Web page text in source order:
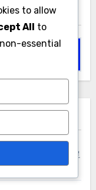
체크리스트 다운로
to allow
All to
essential